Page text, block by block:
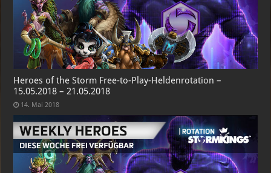
Heroes of the Storm Free-to-Play-Heldenrotation –
15.05.2018 – 21.05.2018
14. Mai 2018